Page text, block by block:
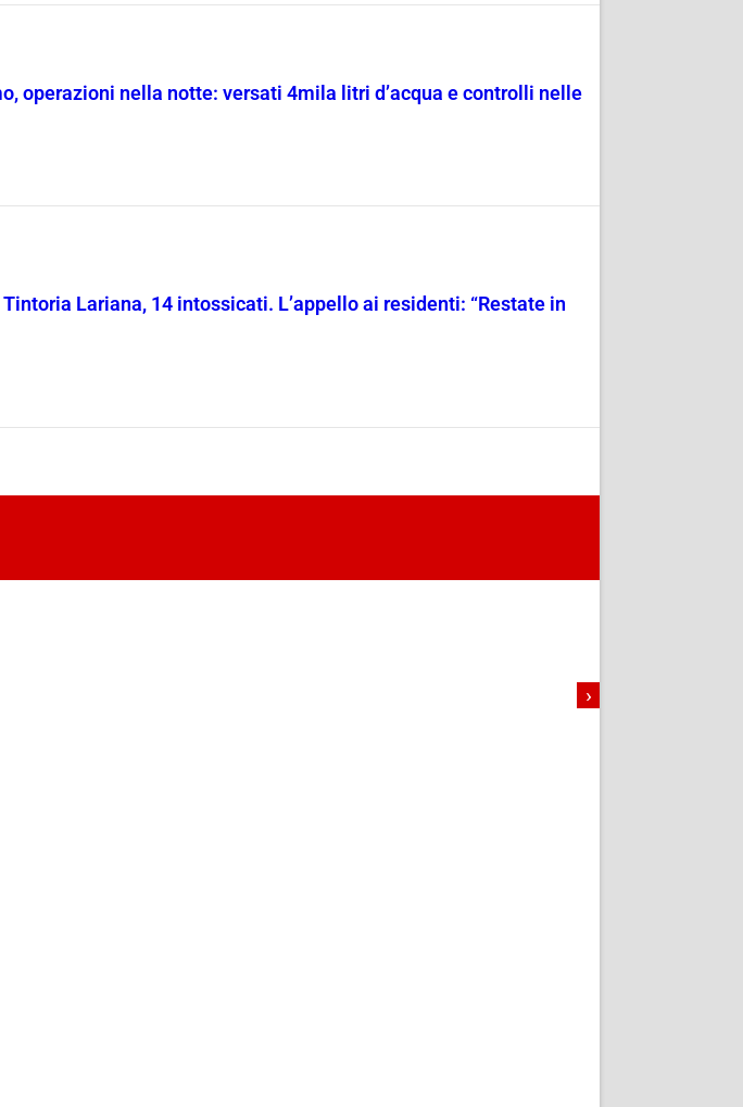
operazioni nella notte: versati 4mila litri d’acqua e controlli nelle
Lariana, 14 intossicati. L’appello ai residenti: “Restate in
›